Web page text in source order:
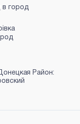
в город
Район: